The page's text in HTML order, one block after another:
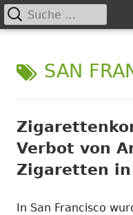
zum
Primäres
Suche
SAN
Verbot von
Zigaretten in
In San Francisco